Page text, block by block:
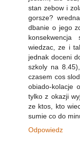
stan zebow i
gorsze?
dbanie o jego
wiedzac, ze i
jednak doceni
szkoly na
czasem cos
obiado-kolacje
tylko z okazji
ze ktos, kto
sumie co do
Odpowiedz